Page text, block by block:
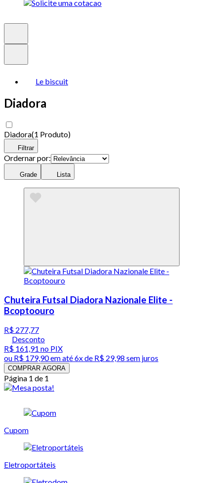
Le biscuit
Diadora
Diadora(1 Produto)
Filtrar
Ordernar por:
Grade Lista
Chuteira Futsal Diadora Nazionale Elite -
Bcoptoouro
R$ 277,77
Desconto
R$ 161,91 no PIX
ou R$ 179,90em até6x de R$ 29,98 sem juros
COMPRAR AGORA
Página 1 de 1
Cupom
Eletroportáteis